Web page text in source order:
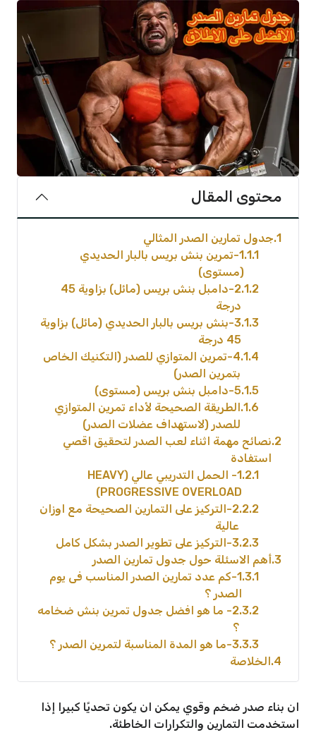
محتوى المقال
1 جدول تمارين الصدر المثالي
1.1
1-تمرين بنش بريس بالبار الحديدي
(مستوى)
1.2
2-دامبل بنش بريس (مائل) بزاوية 45
درجة
1.3
3-بنش بريس بالبار الحديدي (مائل) بزاوية
45 درجة
1.4
4-تمرين المتوازي للصدر (التكنيك الخاص
بتمرين الصدر)
1.5 5-دامبل بنش بريس (مستوى)
1.6 الطريقة الصحيحة لأداء تمرين المتوازي
للصدر (لاستهداف عضلات الصدر)
2 نصائح مهمة اثناء لعب الصدر لتحقيق اقصي
استفادة
2.1
1- الحمل التدريبي عالي (HEAVY
PROGRESSIVE OVERLOAD)
2.2
2-التركيز على التمارين الصحيحة مع اوزان
عالية
2.3 3-التركيز على تطوير الصدر بشكل كامل
3 أهم الاسئلة حول جدول تمارين الصدر
3.1
1-كم عدد تمارين الصدر المناسب فى يوم
الصدر ؟
3.2
2- ما هو افضل جدول تمرين بنش ضخامه
؟
3.3 3-ما هو المدة المناسبة لتمرين الصدر ؟
4 الخلاصة
ان بناء صدر ضخم وقوي يمكن ان يكون تحديًا كبيرا إذا
استخدمت التمارين والتكرارات الخاطئة.